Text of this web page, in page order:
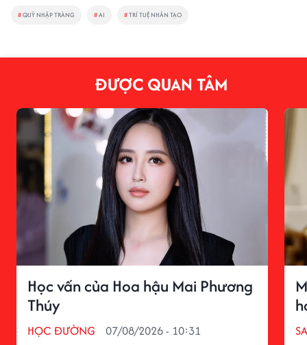
#QUỶ NHẬP TRÀNG #AI #TRÍ TUỆ NHÂN TẠO
ĐƯỢC QUAN TÂM
Học vấn của Hoa hậu Mai Phương
Thúy
HỌC ĐƯỜNG 07/08/2026 - 10:31